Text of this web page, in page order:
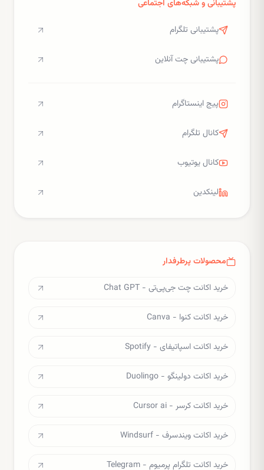
پشتیبانی و شبکه‌های اجتماعی
پشتیبانی تلگرام
پشتیبانی چت آنلاین
پیج اینستاگرام
کانال تلگرام
کانال یوتیوب
لینکدین
محصولات پرطرفدار
خرید اکانت چت جی‌پی‌تی - Chat GPT
خرید اکانت کنوا - Canva
خرید اکانت اسپاتیفای - Spotify
خرید اکانت دولینگو - Duolingo
خرید اکانت کرسر - Cursor ai
خرید اکانت ویندسرف - Windsurf
خرید اکانت تلگرام پرمیوم - Telegram